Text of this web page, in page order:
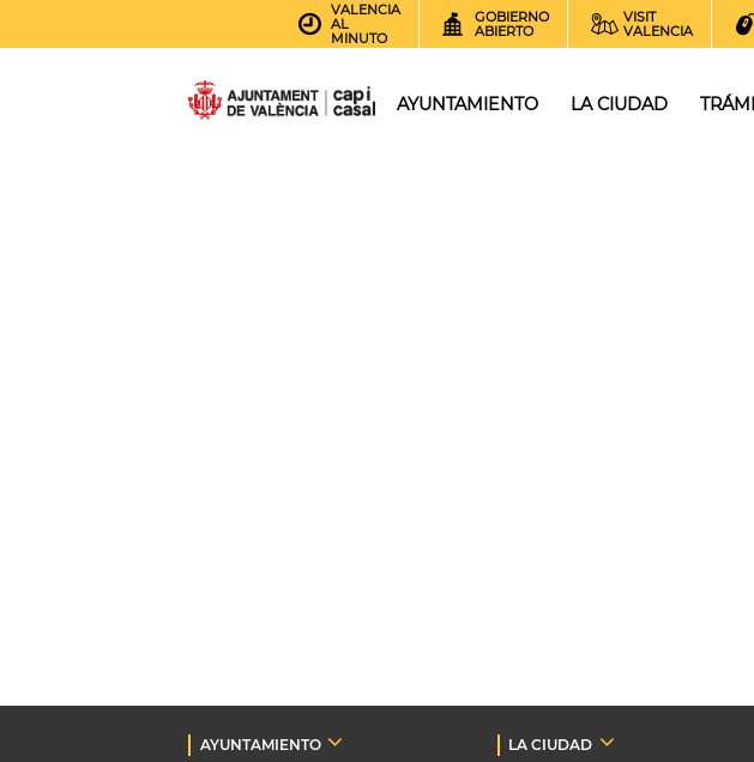
VALENCIA
AL
MINUTO
GOBIERNO
ABIERTO
VISIT
VALENCIA
AYUNTAMIENTO LA CIUDAD
AYUNTAMIENTO LA CIUDAD